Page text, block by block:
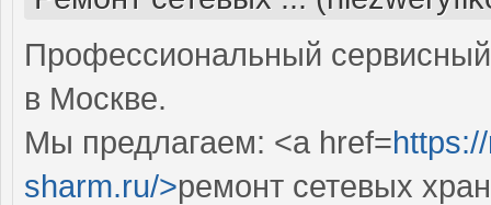
Профессиональный
в Москве.
Мы предлагаем: <a href=
sharm.ru/>ремонт сетевых